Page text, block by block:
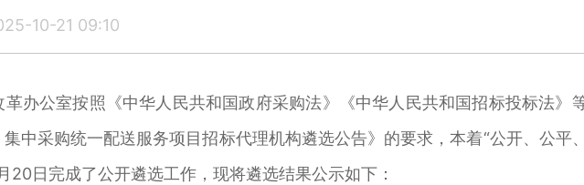
10-21 09:10
公室按照《中华人民共和国政府采购法》《中华人民共和国招标投标法》
中采购统一配送服务项目招标代理机构遴选公告》的要求，本着“公开、公平
日完成了公开遴选工作，现将遴选结果公示如下：